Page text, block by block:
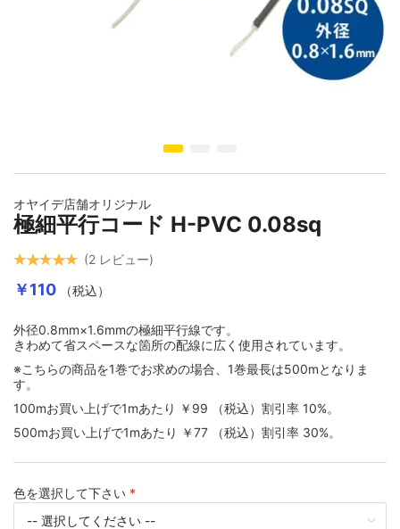
イメージギャラリーの最初に移動する
オヤイデ店舗オリジナル
極細平行コード H-PVC 0.08sq
2 レビュー
￥110 （税込）
外径0.8mm×1.6mmの極細平行線です。
きわめて省スペースな箇所の配線に広く使用されています。
※こちらの商品を1巻でお求めの場合、1巻最長は500mとなりま
す。
100mお買い上げで1mあたり ￥99 （税込） 割引率 10%。
500mお買い上げで1mあたり ￥77 （税込） 割引率 30%。
色を選択して下さい